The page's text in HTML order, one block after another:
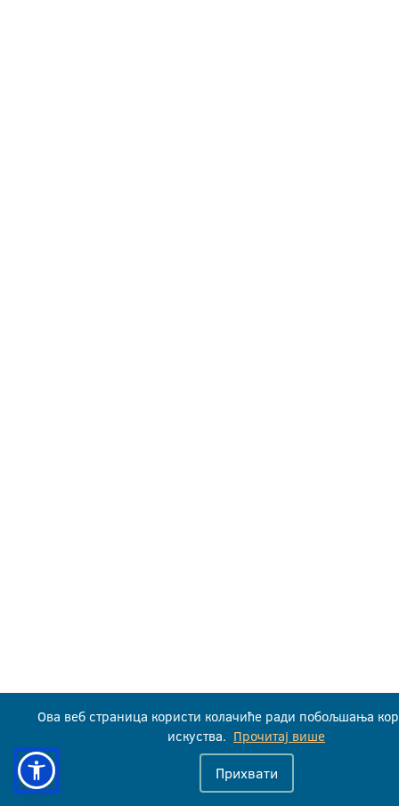
Ова веб страница користи колачиће ради побољшања
искуства. Прочитај више
Прихвати